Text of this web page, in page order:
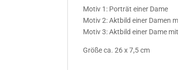
Motiv 1: Porträt einer Dame
Motiv 2: Aktbild einer Damen
Motiv 3: Aktbild einer Dame
Größe ca. 26 x 7,5 cm